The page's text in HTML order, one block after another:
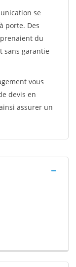
se
porte. Des
du
sans garantie
vous
devis en
assurer un